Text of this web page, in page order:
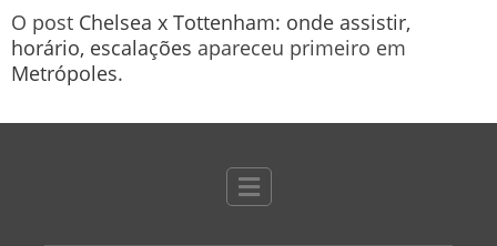
O post Chelsea x Tottenham: onde assistir,
horário, escalações apareceu primeiro em
Metrópoles.